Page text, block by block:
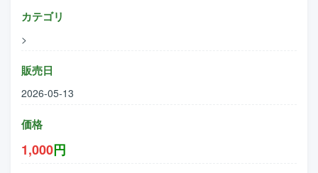
カテゴリ
>
販売日
2026-05-13
価格
1,000円